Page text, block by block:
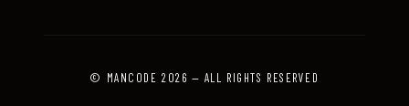
© MANCODE 2026 — ALL RIGHTS RESERVED